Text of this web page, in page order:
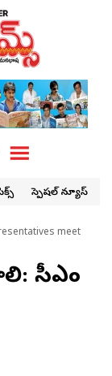
స్పెషల్ న్యూస్
meet
సీఎం